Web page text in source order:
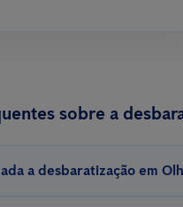
sobre a
a desbaratização em